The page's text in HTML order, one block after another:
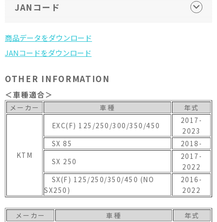
JANコード
OTHER INFORMATION
＜車種適合＞
メーカー 車種 年式
KTM
EXC(F) 125/250/300/350/450
2017-
2023
SX 85
2018-
SX 250
2017-
2022
SX(F) 125/250/350/450 (NO
SX250)
2016-
2022
メーカー 車種 年式